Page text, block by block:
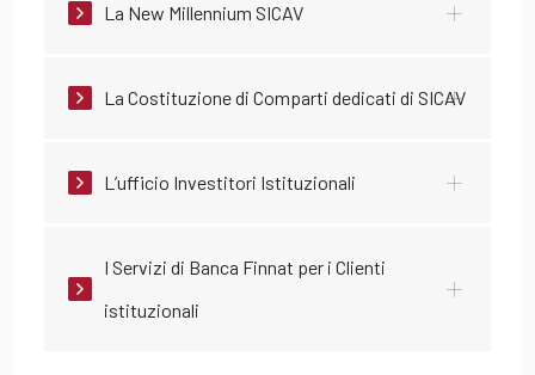
La New Millennium SICAV
La Costituzione di Comparti dedicati di SICAV
L’ufficio Investitori Istituzionali
I Servizi di Banca Finnat per i Clienti
istituzionali